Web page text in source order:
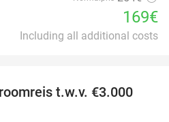
169€
Including all additional costs
t.w.v. €3.000